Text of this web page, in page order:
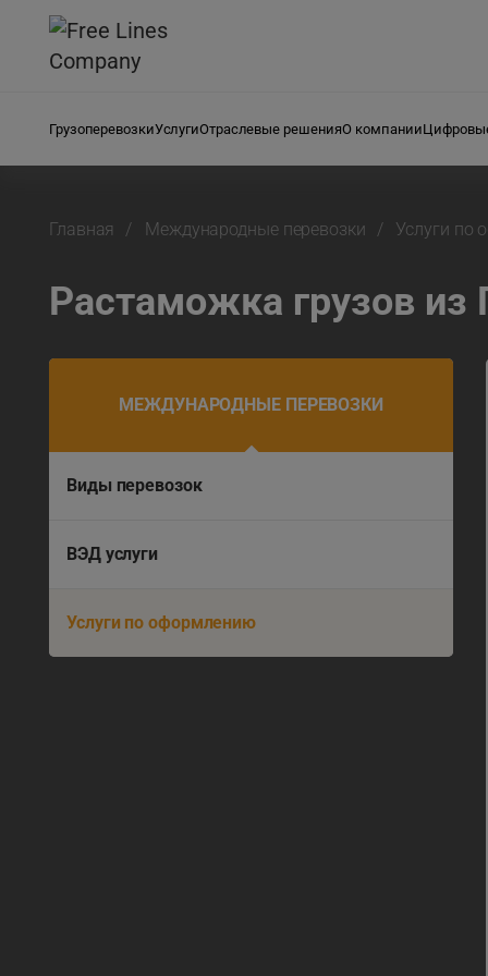
ГрузоперевозкиУслугиОтраслевые решенияО компании
Главная Международные перевозки Услуги по
Растаможка грузов из
МЕЖДУНАРОДНЫЕ ПЕРЕВОЗКИ
Виды перевозок
ВЭД услуги
Услуги по оформлению